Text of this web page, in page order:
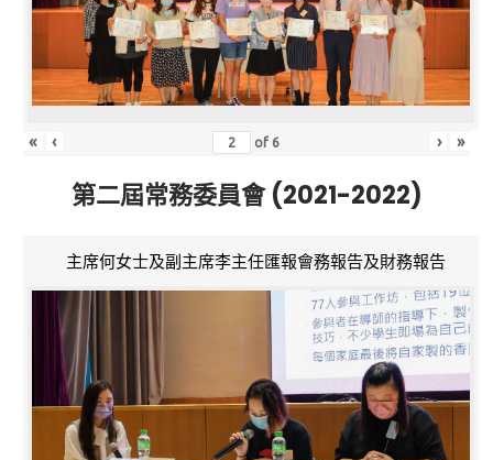
« ‹ of 6 › »
第二屆常務委員會 (2021-2022)
主席何女士及副主席李主任匯報會務報告及財務報告